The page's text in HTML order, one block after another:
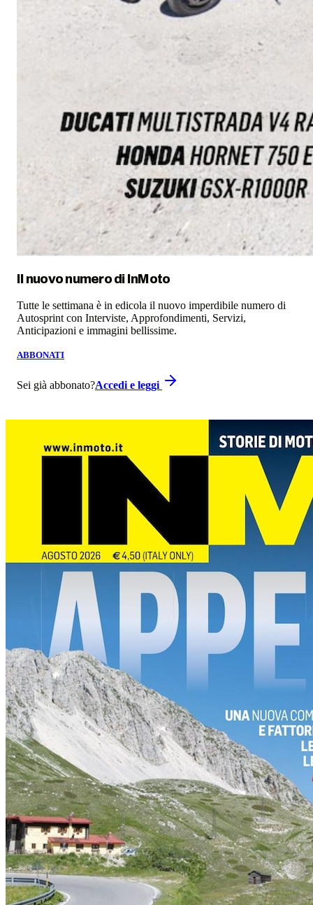
Il nuovo numero di InMoto
Tutte le settimana è in edicola il nuovo imperdibile numero di
Autosprint con Interviste, Approfondimenti, Servizi,
Anticipazioni e immagini bellissime.
ABBONATI
Sei già abbonato?Accedi e leggi